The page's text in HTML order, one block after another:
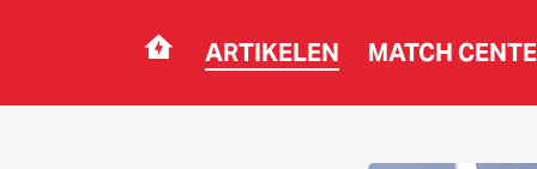
Navigation ARTIKELEN MATCH